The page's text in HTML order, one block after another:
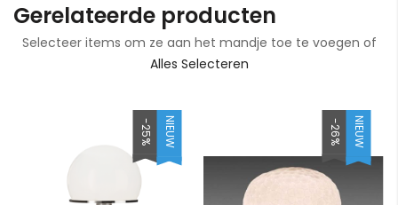
Gerelateerde producten
Selecteer items om ze aan het mandje toe te voegen of
Alles Selecteren
-25% NIEUW -26% NIEUW